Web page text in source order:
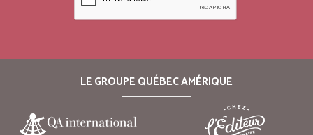
LE GROUPE QUÉBEC AMÉRIQUE